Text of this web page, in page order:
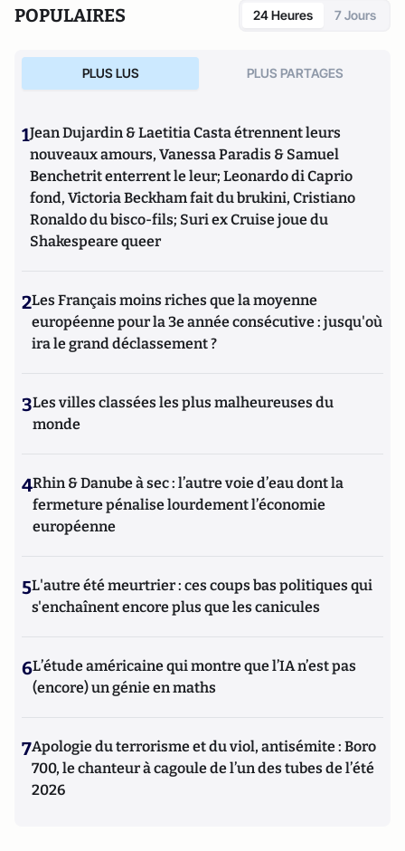
POPULAIRES 24 Heures 7 Jours
PLUS LUS PLUS PARTAGES
1Jean Dujardin & Laetitia Casta étrennent leurs
nouveaux amours, Vanessa Paradis & Samuel
Benchetrit enterrent le leur; Leonardo di Caprio
fond, Victoria Beckham fait du brukini, Cristiano
Ronaldo du bisco-fils; Suri ex Cruise joue du
Shakespeare queer
2Les Français moins riches que la moyenne
européenne pour la 3e année consécutive : jusqu'où
ira le grand déclassement ?
3Les villes classées les plus malheureuses du
monde
4Rhin & Danube à sec : l’autre voie d’eau dont la
fermeture pénalise lourdement l’économie
européenne
5L'autre été meurtrier : ces coups bas politiques qui
s'enchaînent encore plus que les canicules
6L’étude américaine qui montre que l’IA n’est pas
(encore) un génie en maths
7Apologie du terrorisme et du viol, antisémite : Boro
700, le chanteur à cagoule de l’un des tubes de l’été
2026